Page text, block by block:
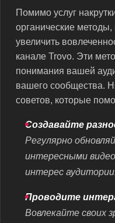
Помимо услуг
органические
увеличить
канале Trovo. Эти
понимания вашей
вашего сообщества.
советов, которые
Создавайте
Регулярно
интересными
интерес
Проводите
Вовлекайте своих